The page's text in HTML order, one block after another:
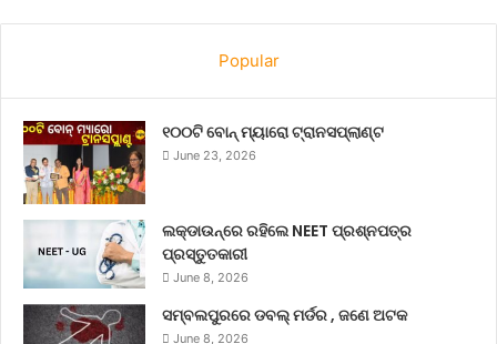
Popular
୧୦୦ଟି ବୋନ୍ ମ୍ୟାରୋ ଟ୍ରାନସପ୍ଲାଣ୍ଟ
June 23, 2026
ଲକ୍‌ଡାଉନ୍‌ରେ ରହିଲେ NEET ପ୍ରଶ୍ନପତ୍ର
ପ୍ରସ୍ତୁତକାରୀ
June 8, 2026
ସମ୍ବଲପୁରରେ ଡବଲ୍ ମର୍ଡର , ଜଣେ ଅଟକ
June 8, 2026